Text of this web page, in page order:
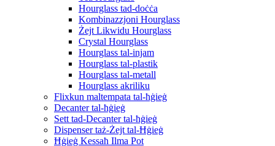
Hourglass tad-doċċa
Kombinazzjoni Hourglass
Żejt Likwidu Hourglass
Crystal Hourglass
Hourglass tal-injam
Hourglass tal-plastik
Hourglass tal-metall
Hourglass akriliku
Flixkun maltempata tal-ħġieġ
Decanter tal-ħġieġ
Sett tad-Decanter tal-ħġieġ
Dispenser taż-Żejt tal-Ħġieġ
Ħġieġ Kessaħ Ilma Pot